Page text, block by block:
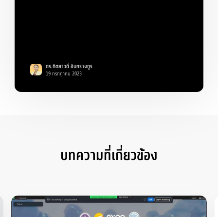
ดร.ทิตยาวดี อินทรางกูร
19 กรกฎาคม 2023
บทความที่เกี่ยวข้อง